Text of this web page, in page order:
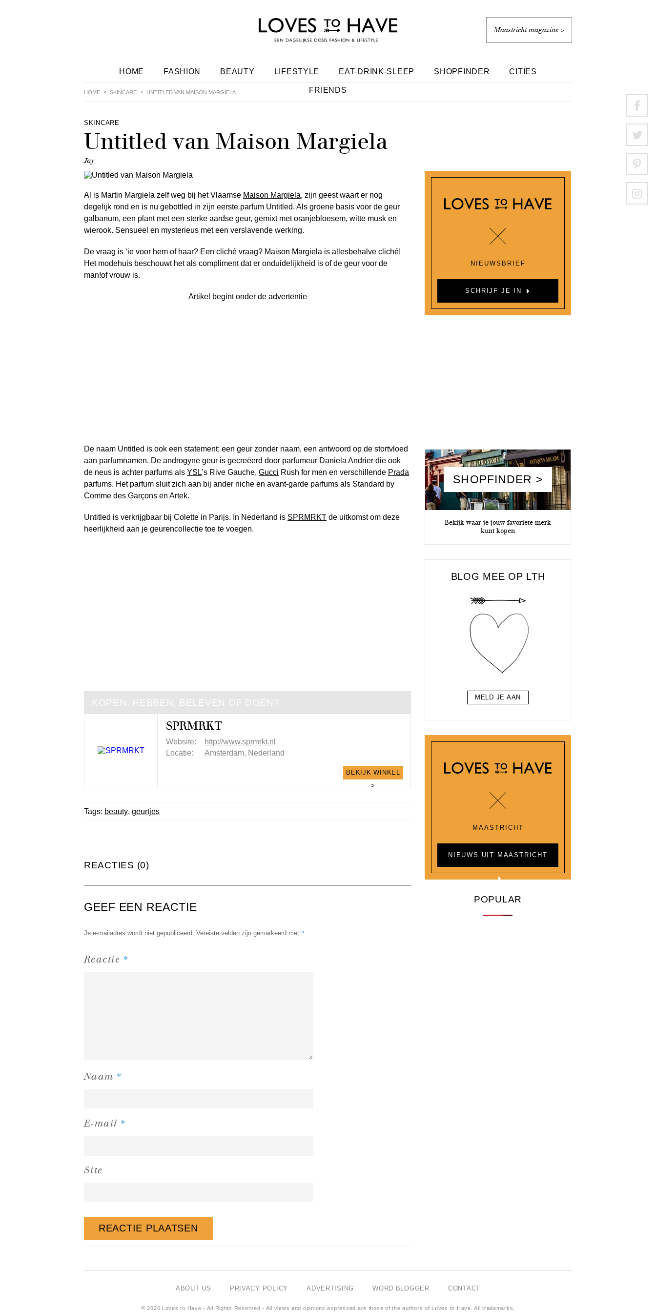
Maastricht magazine >
HOME FASHION BEAUTY LIFESTYLE EAT-DRINK-SLEEP SHOPFINDER CITIES
FRIENDS
HOME SKINCARE UNTITLED VAN MAISON MARGIELA
SKINCARE
Untitled van Maison Margiela
Joy
Al is Martin Margiela zelf weg bij het Vlaamse Maison Margiela, zijn geest waart er nog
degelijk rond en is nu gebottled in zijn eerste parfum Untitled. Als groene basis voor de geur
galbanum, een plant met een sterke aardse geur, gemixt met oranjebloesem, witte musk en
wierook. Sensueel en mysterieus met een verslavende werking.
De vraag is ‘ie voor hem of haar? Een cliché vraag? Maison Margiela is allesbehalve cliché!
Het modehuis beschouwt het als compliment dat er onduidelijkheid is of de geur voor de
man!of vrouw is.
Artikel begint onder de advertentie
De naam Untitled is ook een statement; een geur zonder naam, een antwoord op de stortvloed
aan parfumnamen. De androgyne geur is gecreëerd door parfumeur Daniela Andrier die ook
de neus is achter parfums als YSL’s Rive Gauche, Gucci Rush for men en verschillende Prada
parfums. Het parfum sluit zich aan bij ander niche en avant-garde parfums als Standard by
Comme des Garçons en Artek.
Untitled is verkrijgbaar bij Colette in Parijs. In Nederland is SPRMRKT de uitkomst om deze
heerlijkheid aan je geurencollectie toe te voegen.
KOPEN, HEBBEN, BELEVEN OF DOEN?
SPRMRKT
Website:
http://www.sprmrkt.nl
Locatie:
Amsterdam, Nederland
BEKIJK WINKEL
>
Tags: beauty, geurtjes
REACTIES (0)
GEEF EEN REACTIE
Je e-mailadres wordt niet gepubliceerd. Vereiste velden zijn gemarkeerd met *
Reactie *
Naam *
E-mail *
Site
NIEUWSBRIEF
SCHRIJF JE IN
SHOPFINDER >
Bekijk waar je jouw favoriete merk
kunt kopen
BLOG MEE OP LTH
MELD JE AAN
MAASTRICHT
NIEUWS UIT MAASTRICHT
POPULAR
ABOUT US PRIVACY POLICY ADVERTISING WORD BLOGGER CONTACT
© 2026 Loves to Have - All Rights Reserved - All views and opinions expressed are those of the authors of Loves to Have. All trademarks,